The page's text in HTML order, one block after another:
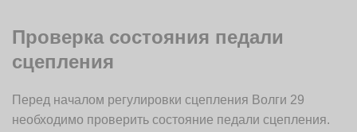
Проверка состояния педали
сцепления
Перед началом регулировки сцепления Волги 29
необходимо проверить состояние педали сцепления.